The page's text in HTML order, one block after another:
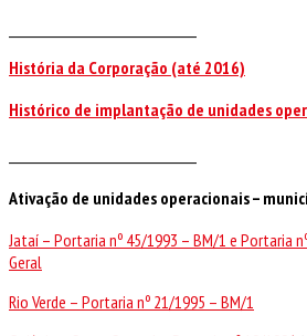
História da Corporação (até 2016)
Histórico de implantação de unidades
Ativação de unidades operacionais –
Jataí – Portaria nº 45/1993 – BM/1 e Portaria
Geral
Rio Verde – Portaria nº 21/1995 – BM/1